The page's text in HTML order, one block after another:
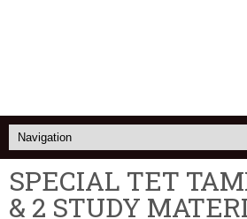
SPECIAL TET
& 2 STUDY